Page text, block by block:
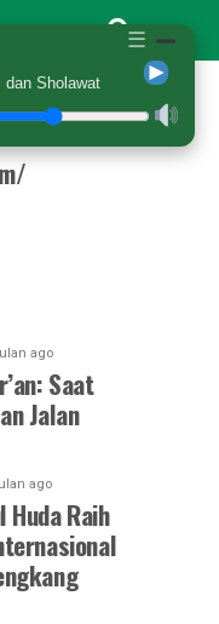
VIDEOS
ago
Saat
Jalan
ago
Raih
☰
dan Sholawat